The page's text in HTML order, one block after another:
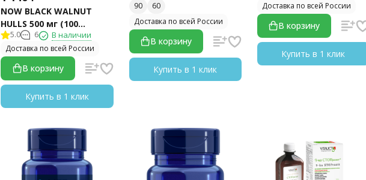
NOW BLACK WALNUT
HULLS 500 мг (100
вегкапс)
5.0 6 В наличии
Доставка по всей России
В корзину
Купить в 1 клик
90
60
Доставка по всей России
В корзину
Купить в 1 клик
Доставка по всей России
В корзину
Купить в 1 клик